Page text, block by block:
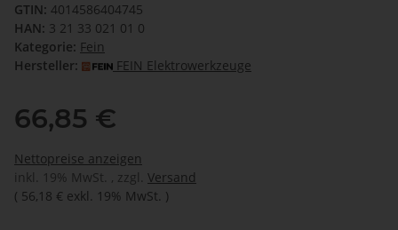
GTIN: 4014586404745
HAN: 3 21 33 021 01 0
Kategorie: Fein
Hersteller:
FEIN Elektrowerkzeuge
66,85 €
Nettopreise anzeigen
inkl. 19% MwSt. , zzgl. Versand
( 56,18 € exkl. 19% MwSt. )